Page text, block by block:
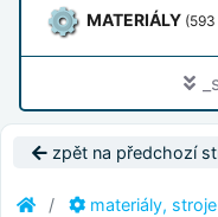
MATERIÁLY (593
zpět na předchozí
materiály,